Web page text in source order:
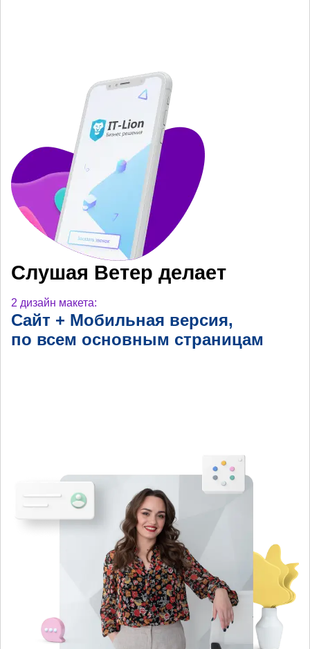
Слушая Ветер делает
2 дизайн макета:
Сайт + Мобильная версия,
по всем основным страницам